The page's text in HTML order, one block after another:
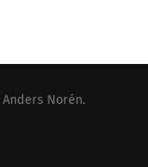
Anders Norén.